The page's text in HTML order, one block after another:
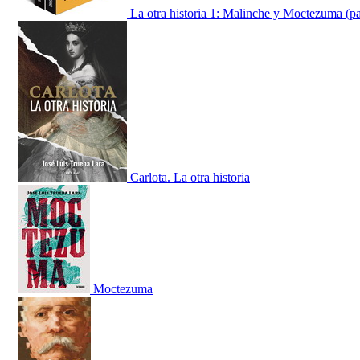
La otra historia 1: Malinche y Moctezuma
Carlota. La otra historia
Moctezuma